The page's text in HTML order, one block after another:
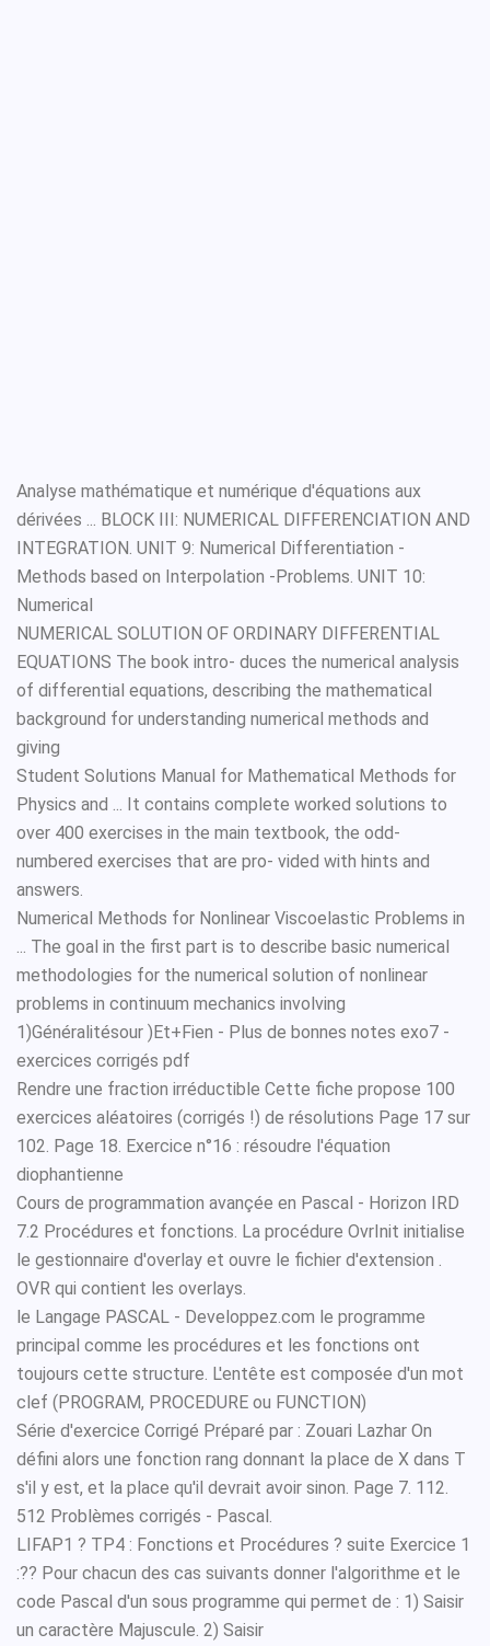
Analyse mathématique et numérique d'équations aux
dérivées ... BLOCK III: NUMERICAL DIFFERENCIATION AND
INTEGRATION. UNIT 9: Numerical Differentiation -
Methods based on Interpolation -Problems. UNIT 10:
Numerical
NUMERICAL SOLUTION OF ORDINARY DIFFERENTIAL
EQUATIONS The book intro- duces the numerical analysis
of differential equations, describing the mathematical
background for understanding numerical methods and
giving
Student Solutions Manual for Mathematical Methods for
Physics and ... It contains complete worked solutions to
over 400 exercises in the main textbook, the odd-
numbered exercises that are pro- vided with hints and
answers.
Numerical Methods for Nonlinear Viscoelastic Problems in
... The goal in the first part is to describe basic numerical
methodologies for the numerical solution of nonlinear
problems in continuum mechanics involving
1)Généralitésour )Et+Fien - Plus de bonnes notes exo7 -
exercices corrigés pdf
Rendre une fraction irréductible Cette fiche propose 100
exercices aléatoires (corrigés !) de résolutions Page 17 sur
102. Page 18. Exercice n°16 : résoudre l'équation
diophantienne
Cours de programmation avançée en Pascal - Horizon IRD
7.2 Procédures et fonctions. La procédure OvrInit initialise
le gestionnaire d'overlay et ouvre le fichier d'extension .
OVR qui contient les overlays.
le Langage PASCAL - Developpez.com le programme
principal comme les procédures et les fonctions ont
toujours cette structure. L'entête est composée d'un mot
clef (PROGRAM, PROCEDURE ou FUNCTION)
Série d'exercice Corrigé Préparé par : Zouari Lazhar On
défini alors une fonction rang donnant la place de X dans T
s'il y est, et la place qu'il devrait avoir sinon. Page 7. 112.
512 Problèmes corrigés - Pascal.
LIFAP1 ? TP4 : Fonctions et Procédures ? suite Exercice 1
:?? Pour chacun des cas suivants donner l'algorithme et le
code Pascal d'un sous programme qui permet de : 1) Saisir
un caractère Majuscule. 2) Saisir